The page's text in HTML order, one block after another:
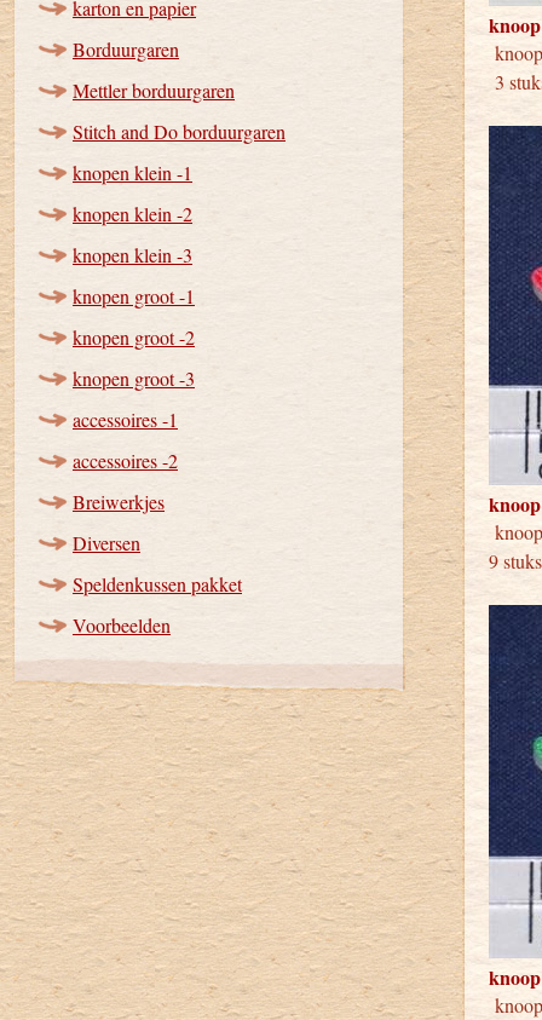
karton en papier
Borduurgaren
Mettler borduurgaren
Stitch and Do borduurgaren
knopen klein -1
knopen klein -2
knopen klein -3
knopen groot -1
knopen groot -2
knopen groot -3
accessoires -1
accessoires -2
Breiwerkjes
Diversen
Speldenkussen pakket
Voorbeelden
3
9